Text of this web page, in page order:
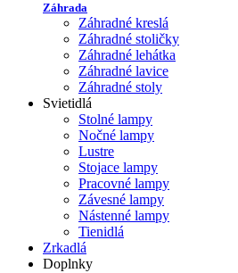
Záhrada
Záhradné kreslá
Záhradné stoličky
Záhradné lehátka
Záhradné lavice
Záhradné stoly
Svietidlá
Stolné lampy
Nočné lampy
Lustre
Stojace lampy
Pracovné lampy
Závesné lampy
Nástenné lampy
Tienidlá
Zrkadlá
Doplnky